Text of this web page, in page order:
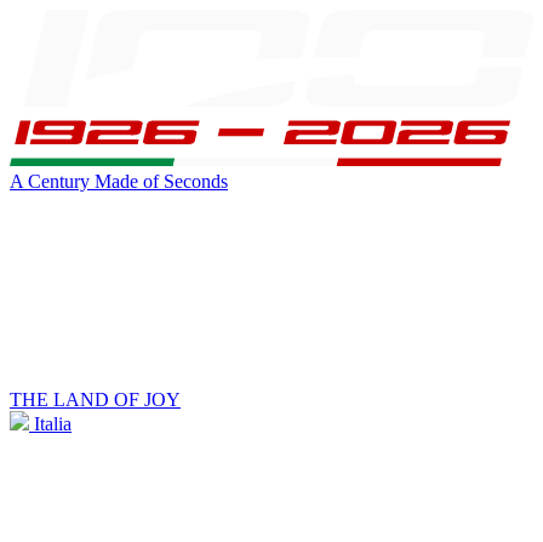
A Century Made of Seconds
THE LAND OF JOY
Italia